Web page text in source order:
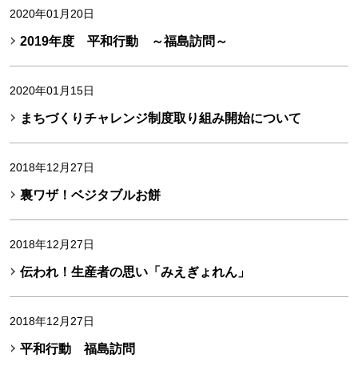
2020年01月20日
2019年度 平和行動 ～福島訪問～
2020年01月15日
まちづくりチャレンジ制度取り組み開始について
2018年12月27日
裏ワザ！ベジタブルお餅
2018年12月27日
伝われ！生産者の思い「みえぎょれん」
2018年12月27日
平和行動 福島訪問